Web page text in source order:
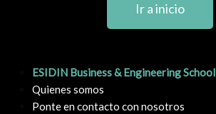
Ir a inicio
ESIDIN Business & Engineering School
Quienes somos
Ponte en contacto con nosotros